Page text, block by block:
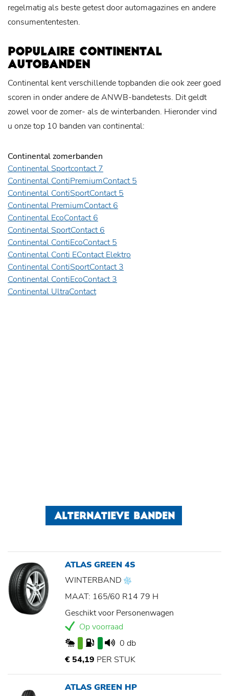
regelmatig als beste getest door automagazines en andere
consumententesten.
POPULAIRE CONTINENTAL
AUTOBANDEN
Continental kent verschillende topbanden die ook zeer goed
scoren in onder andere de ANWB-bandetests. Dit geldt
zowel voor de zomer- als de winterbanden. Hieronder vind
u onze top 10 banden van continental:
Continental zomerbanden
Continental Sportcontact 7
Continental ContiPremiumContact 5
Continental ContiSportContact 5
Continental PremiumContact 6
Continental EcoContact 6
Continental SportContact 6
Continental ContiEcoContact 5
Continental Conti EContact Elektro
Continental ContiSportContact 3
Continental ContiEcoContact 3
Continental UltraContact
ALTERNATIEVE BANDEN
ATLAS GREEN 4S
WINTERBAND
MAAT: 165/60 R14 79 H
Geschikt voor Personenwagen
Op voorraad
0 db
€ 54,19 PER STUK
ATLAS GREEN HP